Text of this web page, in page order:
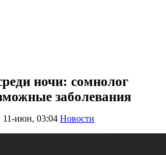
ночи: сомнолог
заболевания
11-июн, 03:04 Новости